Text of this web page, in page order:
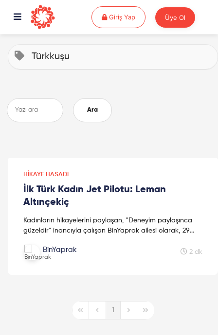
Giriş YapGiriş Yap Üye Ol
Türkkuşu
Ara
HIKAYE HASADI
İlk Türk Kadın Jet Pilotu: Leman
Altınçekiç
Kadınların hikayelerini paylaşan, "Deneyim paylaşınca
güzeldir" inancıyla çalışan BinYaprak ailesi olarak, 29
Cumhuriyetimizin 2. yüzyılına kadınların hikayelerini
hediye etmek için çıktığımız Hikaye Hasadına, ilklerin
BinYaprak 2 dk
First PagePrevious Page
1
Next PageLast Page